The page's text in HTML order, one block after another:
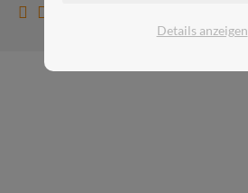
Datenblatt anzeigen
Details anzeigen